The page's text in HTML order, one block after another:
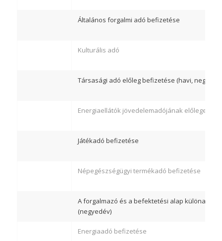
Általános forgalmi adó befizetése
Kulturális adó
Társasági adó előleg befizetése (havi,
Energiaellátók jövedelemadójának előlege
Játékadó befizetése
Népegészségügyi termékadó befizetése
A forgalmazó és a befektetési alap
(negyedév)
Energiaadó befizetése